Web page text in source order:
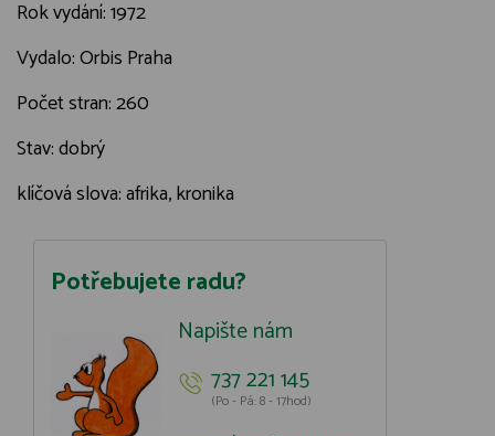
Rok vydání: 1972
Vydalo: Orbis Praha
Počet stran: 260
Stav: dobrý
klíčová slova: afrika, kronika
Potřebujete radu?
Napište nám
737 221 145
(Po - Pá: 8 - 17hod)